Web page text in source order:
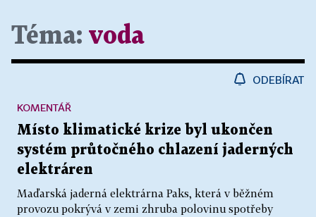
Téma: voda
ODEBÍRAT
Místo klimatické krize byl ukončen
systém průtočného chlazení jaderných
elektráren
Maďarská jaderná elektrárna Paks, která v běžném
provozu pokrývá v zemi zhruba polovinu spotřeby
KOMENTÁŘ